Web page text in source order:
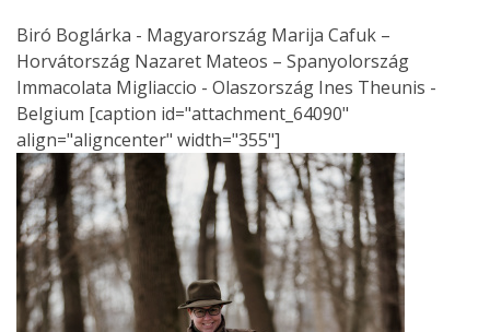
Biró Boglárka - Magyarország Marija Cafuk –
Horvátország Nazaret Mateos – Spanyolország
Immacolata Migliaccio - Olaszország Ines Theunis -
Belgium [caption id="attachment_64090"
align="aligncenter" width="355"]